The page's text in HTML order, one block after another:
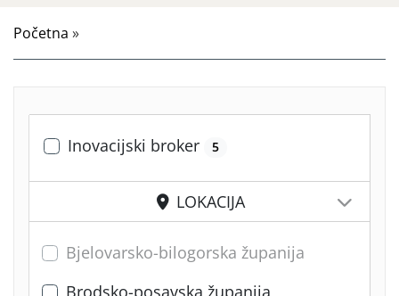
Početna »
Inovacijski broker 5
LOKACIJA
Bjelovarsko-bilogorska županija
Brodsko-posavska županija